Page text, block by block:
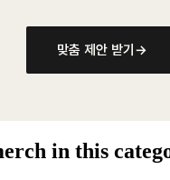
맞춤 제안 받기 →
in this